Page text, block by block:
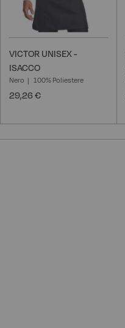
VICTOR UNISEX -
ISACCO
Nero 100% Poliestere
29,26 €